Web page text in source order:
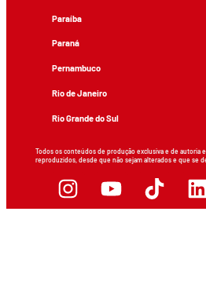
Paraíba
Paraná
Pernambuco
Rio de Janeiro
Rio Grande do Sul
Todos os conteúdos de produção exclusiva e de autoria
reproduzidos, desde que não sejam alterados e que se